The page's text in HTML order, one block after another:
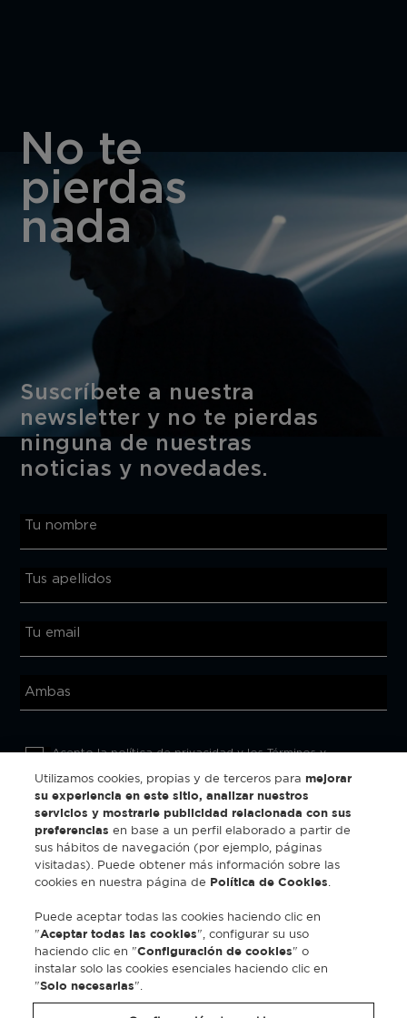
No te
pierdas
nada
Suscríbete a nuestra
newsletter y no te pierdas
ninguna de nuestras
noticias y novedades.
Tu nombre
Tus apellidos
Tu email
Acepto la política de privacidad y los Términos y
SUSCRIBIRME
Utilizamos cookies, propias y de terceros para mejorar
su experiencia en este sitio, analizar nuestros
servicios y mostrarle publicidad relacionada con sus
preferencias en base a un perfil elaborado a partir de
sus hábitos de navegación (por ejemplo, páginas
visitadas). Puede obtener más información sobre las
cookies en nuestra página de
Política de Cookies.
Puede aceptar todas las cookies haciendo clic en
"Aceptar todas las cookies", configurar su uso
haciendo clic en "Configuración de cookies" o
instalar solo las cookies esenciales haciendo clic en
"Solo necesarias".